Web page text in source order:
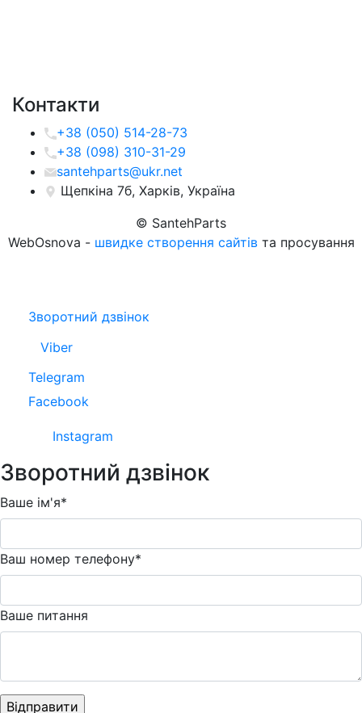
Контакти
+38 (050) 514-28-73
+38 (098) 310-31-29
santehparts@ukr.net
Щепкіна 7б, Харків, Україна
© SantehParts
WebOsnova - швидке створення сайтівта просування
Зворотний дзвінок
Viber
Telegram
Facebook
Instagram
Зворотний дзвінок
Ваше ім'я*
Ваш номер телефону*
Ваше питання